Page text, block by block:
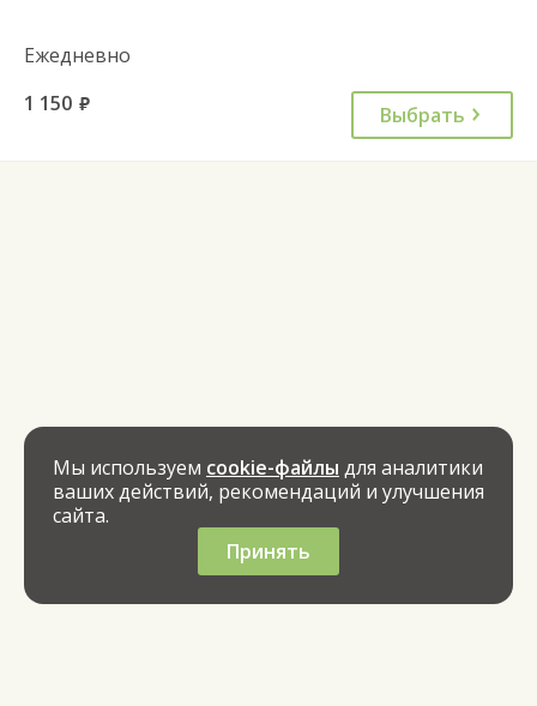
Ежедневно
1 150 руб. Выбрать
Мы используем cookie-файлы для аналитики
ваших действий, рекомендаций и улучшения
сайта.
Принять